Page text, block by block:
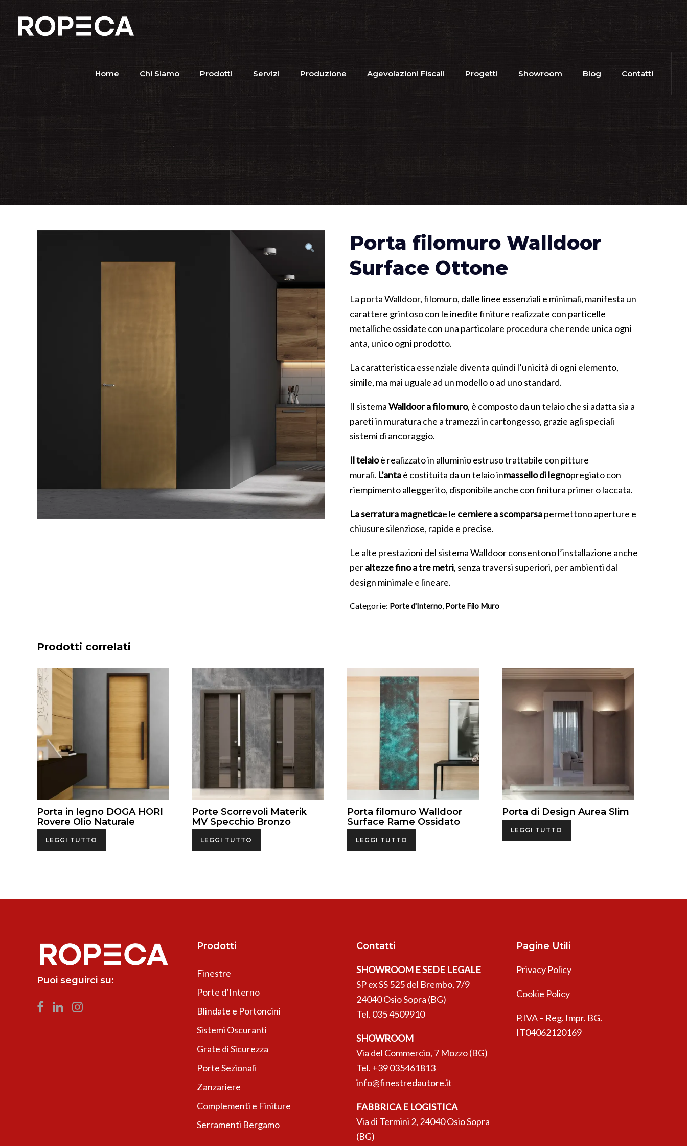
Home Chi Siamo Prodotti Servizi Produzione Agevolazioni Fiscali Progetti Showroom Blog Contatti
Porta filomuro Walldoor
Surface Ottone
La porta Walldoor, filomuro, dalle linee essenziali e minimali, manifesta un
carattere grintoso con le inedite finiture realizzate con particelle
metalliche ossidate con una particolare procedura che rende unica ogni
anta, unico ogni prodotto.
La caratteristica essenziale diventa quindi l’unicità di ogni elemento,
simile, ma mai uguale ad un modello o ad uno standard.
Il sistemaWalldoor a filo muro, è composto da un telaio che si adatta sia a
pareti in muratura che a tramezzi in cartongesso, grazie agli speciali
sistemi di ancoraggio.
Il telaioè realizzato in alluminio estruso trattabile con pitture
murali. L’antaè costituita da un telaio inmassello di legnopregiato con
riempimento alleggerito, disponibile anche con finitura primer o laccata.
La serratura magneticae le cerniere a scomparsapermettono aperture e
chiusure silenziose, rapide e precise.
Le alte prestazioni del sistema Walldoor consentono l’installazione anche
peraltezze fino a tre metri, senza traversi superiori, per ambienti dal
design minimale e lineare.
Categorie: Porte d'Interno, Porte Filo Muro
Prodotti correlati
Porta in legno DOGA HORI
Rovere Olio Naturale
LEGGI TUTTO
Porte Scorrevoli Materik
MV Specchio Bronzo
LEGGI TUTTO
Porta filomuro Walldoor
Surface Rame Ossidato
LEGGI TUTTO
Porta di Design Aurea Slim
LEGGI TUTTO
Puoi seguirci su:
Prodotti
Finestre
Porte d’Interno
Blindate e Portoncini
Sistemi Oscuranti
Grate di Sicurezza
Porte Sezionali
Zanzariere
Complementi e Finiture
Serramenti Bergamo
Contatti
SHOWROOM E SEDE LEGALE
SP ex SS 525 del Brembo, 7/9
24040 Osio Sopra (BG)
Tel. 035 4509910
SHOWROOM
Via del Commercio, 7 Mozzo (BG)
Tel. +39 035461813
info@finestredautore.it
FABBRICA E LOGISTICA
Via di Termini 2, 24040 Osio Sopra
(BG)
Pagine Utili
Privacy Policy
Cookie Policy
P.IVA – Reg. Impr. BG.
IT04062120169